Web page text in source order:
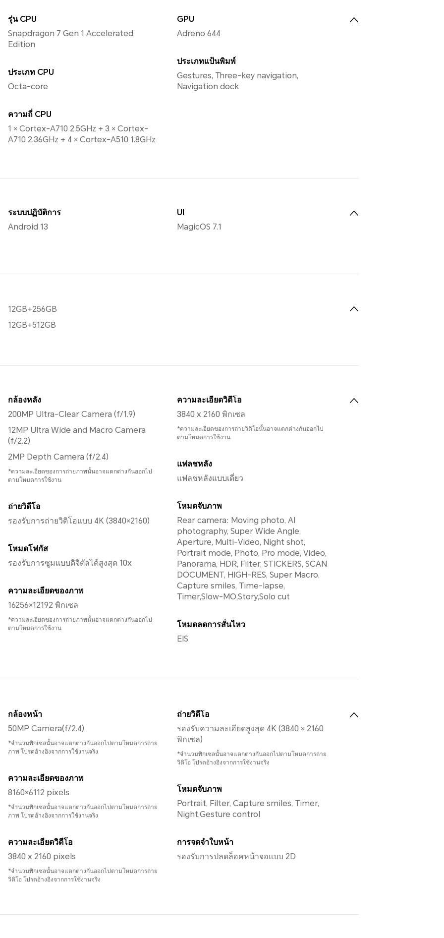
รุ่น CPU
Snapdragon 7 Gen 1 Accelerated
Edition
ประเภท CPU
Octa-core
ความถี่ CPU
1 × Cortex-A710 2.5GHz + 3 × Cortex-
A710 2.36GHz + 4 × Cortex-A510 1.8GHz
GPU
Adreno 644
ประเภทแป้นพิมพ์
Gestures, Three-key navigation,
Navigation dock
ระบบปฏิบัติการ
Android 13
UI
MagicOS 7.1
12GB+256GB
12GB+512GB
กล้องหลัง
200MP Ultra-Clear Camera (f/1.9)
12MP Ultra Wide and Macro Camera
(f/2.2)
2MP Depth Camera (f/2.4)
*ความละเอียดของการถ่ายภาพนั้นอาจแตกต่างกันออกไป
ตามโหมดการใช้งาน
ถ่ายวิดีโอ
รองรับการถ่ายวิดิโอแบบ 4K (3840×2160)
โหมดโฟกัส
รองรับการซูมแบบดิจิตัลได้สูงสุด 10x
ความละเอียดของภาพ
16256×12192 พิกเซล
*ความละเอียดของการถ่ายภาพนั้นอาจแตกต่างกันออกไป
ตามโหมดการใช้งาน
ความละเอียดวิดีโอ
3840 x 2160 พิกเซล
*ความละเอียดของการถ่ายวิดิโอนั้นอาจแตกต่างกันออกไป
ตามโหมดการใช้งาน
แฟลชหลัง
แฟลชหลังแบบเดี่ยว
โหมดจับภาพ
Rear camera: Moving photo, AI
photography, Super Wide Angle,
Aperture, Multi-Video, Night shot,
Portrait mode, Photo, Pro mode, Video,
Panorama, HDR, Filter, STICKERS, SCAN
DOCUMENT, HIGH-RES, Super Macro,
Capture smiles, Time-lapse,
Timer,Slow-MO,Story,Solo cut
โหมดลดการสั่นไหว
EIS
กล้องหน้า
50MP Camera(f/2.4)
*จำนวนพิกเซลนั้นอาจแตกต่างกันออกไปตามโหมดการถ่าย
ภาพ โปรดอ้างอิงจากการใช้งานจริง
ความละเอียดของภาพ
8160×6112 pixels
*จำนวนพิกเซลนั้นอาจแตกต่างกันออกไปตามโหมดการถ่าย
ภาพ โปรดอ้างอิงจากการใช้งานจริง
ความละเอียดวิดีโอ
3840 x 2160 pixels
*จำนวนพิกเซลนั้นอาจแตกต่างกันออกไปตามโหมดการถ่าย
วิดิโอ โปรดอ้างอิงจากการใช้งานจริง
ถ่ายวิดีโอ
รองรับความละเอียดสูงสุด 4K (3840 × 2160
พิกเซล)
*จำนวนพิกเซลนั้นอาจแตกต่างกันออกไปตามโหมดการถ่าย
วิดิโอ โปรดอ้างอิงจากการใช้งานจริง
โหมดจับภาพ
Portrait, Filter, Capture smiles, Timer,
Night,Gesture control
การจดจำใบหน้า
รองรับการปลดล็อคหน้าจอแบบ 2D